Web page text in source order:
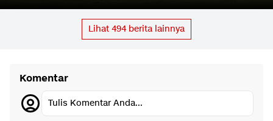
Lihat 494 berita lainnya
Komentar
Tulis Komentar Anda...